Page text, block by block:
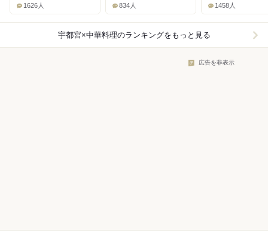
1626人 834人 1458人
宇都宮×中華料理のランキングをもっと見る
広告を非表示